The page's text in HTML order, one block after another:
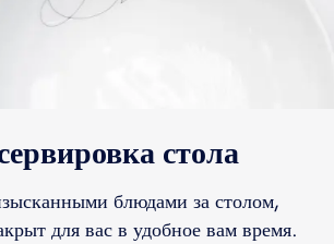
стола
блюдами за столом,
для вас в удобное вам время.